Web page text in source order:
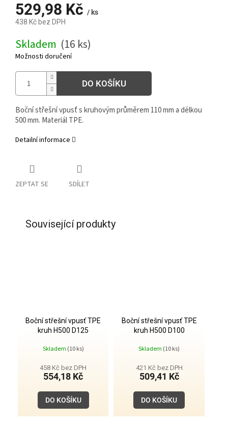
529,98 Kč / ks
438 Kč bez DPH
cena:
Skladem (16 ks)
Možnosti doručení
DO KOŠÍKU
Boční střešní vpusť s kruhovým průměrem 110 mm a délkou
500 mm. Materiál TPE.
Detailní informace
ZEPTAT SE SDÍLET
Související produkty
Boční střešní vpusť TPE
kruh H500 D125
Skladem (10 ks)
458 Kč bez DPH
554,18 Kč
DO KOŠÍKU
Boční střešní vpusť TPE
kruh H500 D100
Skladem (10 ks)
421 Kč bez DPH
509,41 Kč
DO KOŠÍKU